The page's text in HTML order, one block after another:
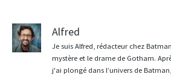
Alfred
Je suis Alfred, rédacteur chez
mystère et le drame de Gotham.
j'ai plongé dans l’univers de